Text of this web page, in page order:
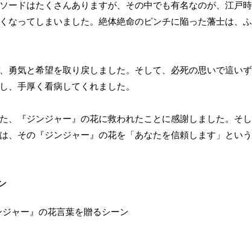
ードはたくさんありますが、その中でも有名なのが、江戸
なってしまいました。絶体絶命のピンチに陥った藩士は、
勇気と希望を取り戻しました。そして、必死の思いで這い
、手厚く看病してくれました。
、『ジンジャー』の花に救われたことに感謝しました。そ
、その『ジンジャー』の花を「あなたを信頼します」という